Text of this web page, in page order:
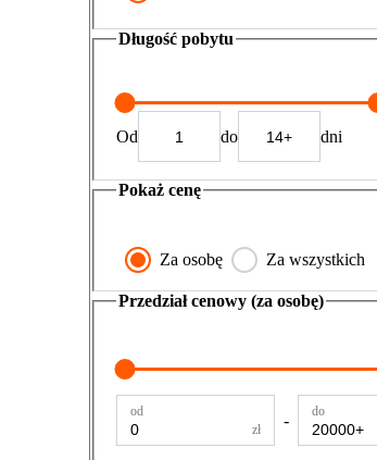
Długość pobytu
Od do dni
Pokaż cenę
Za osobę Za wszystkich
Przedział cenowy (za osobę)
od
zł
-
do